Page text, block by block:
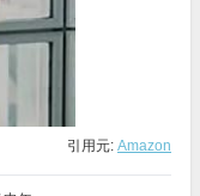
引用元: Amazon